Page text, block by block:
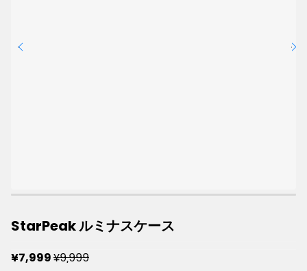
StarPeak ルミナスケース
¥7,999¥9,999